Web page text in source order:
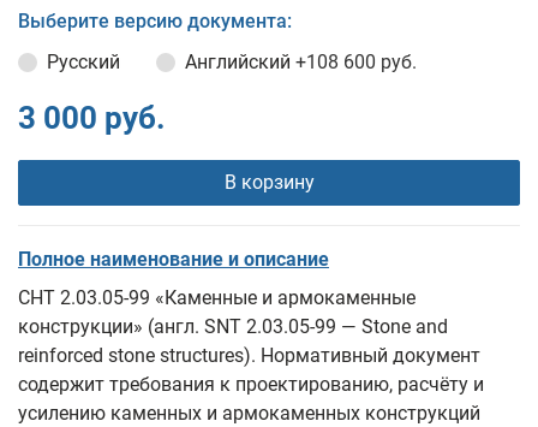
Выберите версию документа:
Русский
Английский +108 600 руб.
3 000 руб.
В корзину
Полное наименование и описание
СНТ 2.03.05-99 «Каменные и армокаменные
конструкции» (англ. SNT 2.03.05-99 — Stone and
reinforced stone structures). Нормативный документ
содержит требования к проектированию, расчёту и
усилению каменных и армокаменных конструкций